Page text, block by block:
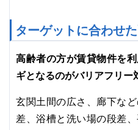
ターゲットに合わせ
高齢者の方が賃貸物件を
ギとなるのがバリアフリー
玄関土間の広さ、廊下な
差、浴槽と洗い場の段差